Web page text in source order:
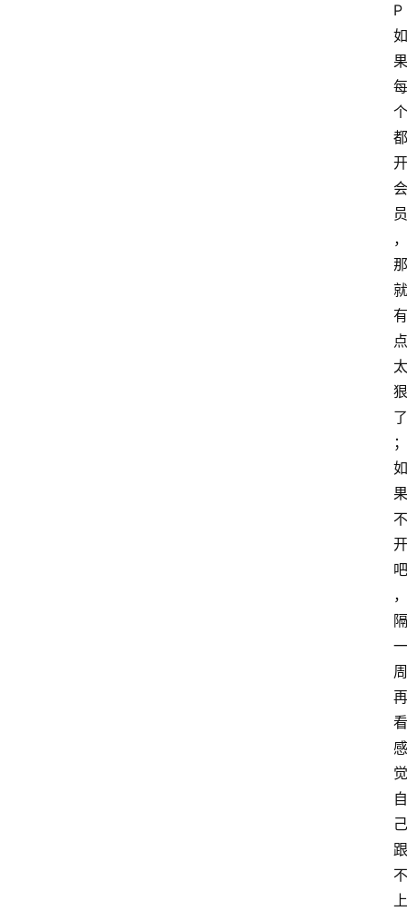
P
如
果
每
个
都
开
会
员
，
那
就
有
点
太
狠
了
；
如
果
不
开
吧
，
隔
一
周
再
看
感
觉
自
己
跟
不
上